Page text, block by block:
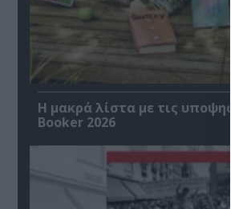
Η μακρά λίστα με τις
Booker 2026